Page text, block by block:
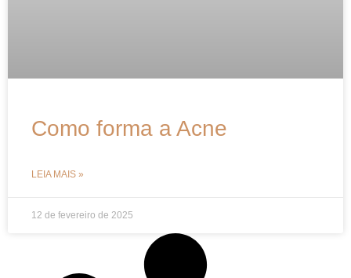
Como forma a Acne
LEIA MAIS »
12 de fevereiro de 2025